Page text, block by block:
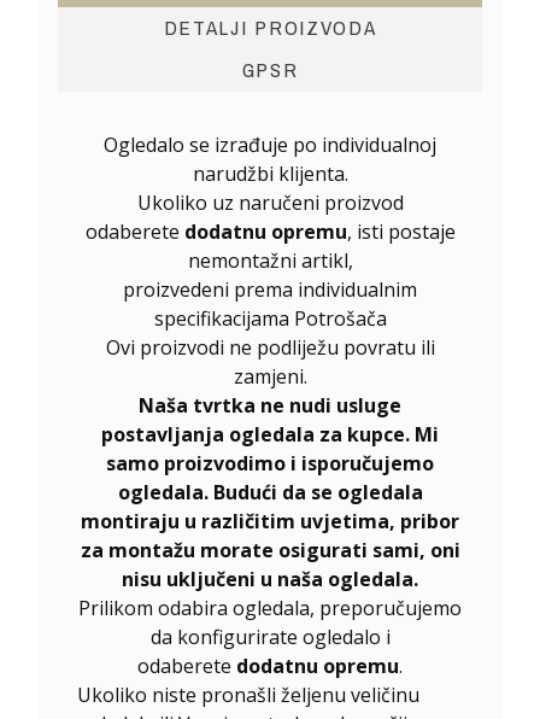
DETALJI PROIZVODA
GPSR
Ogledalo se izrađuje po individualnoj
narudžbi klijenta.
Ukoliko uz naručeni proizvod
odaberete dodatnu opremu, isti postaje
nemontažni artikl,
proizvedeni prema individualnim
specifikacijama Potrošača
Ovi proizvodi ne podliježu povratu ili
zamjeni.
Naša tvrtka ne nudi usluge
postavljanja ogledala za kupce. Mi
samo proizvodimo i isporučujemo
ogledala. Budući da se ogledala
montiraju u različitim uvjetima, pribor
za montažu morate osigurati sami, oni
nisu uključeni u naša ogledala.
Prilikom odabira ogledala, preporučujemo
da konfigurirate ogledalo i
odaberete dodatnu opremu.
Ukoliko niste pronašli željenu veličinu